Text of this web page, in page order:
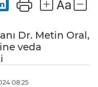
Dr. Metin Oral,
veda
08:25